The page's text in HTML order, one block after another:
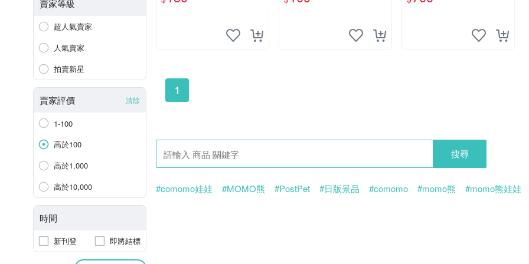
賣家等級
超人氣賣家
人氣賣家
拍賣新星
賣家評價 清除
1-100
高於100
高於1,000
高於10,000
時間
新刊登 即將結標
1
搜尋
#comomo娃娃 #MOMO熊 #PostPet #日版景品 #comomo #momo熊 #momo熊娃娃